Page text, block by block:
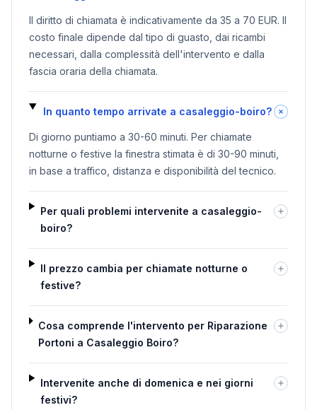
Il diritto di chiamata è indicativamente da 35 a 70 EUR. Il
costo finale dipende dal tipo di guasto, dai ricambi
necessari, dalla complessità dell'intervento e dalla
fascia oraria della chiamata.
In quanto tempo arrivate a casaleggio-boiro?
Di giorno puntiamo a 30-60 minuti. Per chiamate
notturne o festive la finestra stimata è di 30-90 minuti,
in base a traffico, distanza e disponibilità del tecnico.
Per quali problemi intervenite a casaleggio-
boiro?
Il prezzo cambia per chiamate notturne o
festive?
Cosa comprende l'intervento per Riparazione
Portoni a Casaleggio Boiro?
Intervenite anche di domenica e nei giorni
festivi?